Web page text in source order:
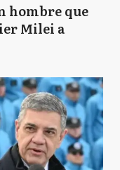
hombre que
Milei a